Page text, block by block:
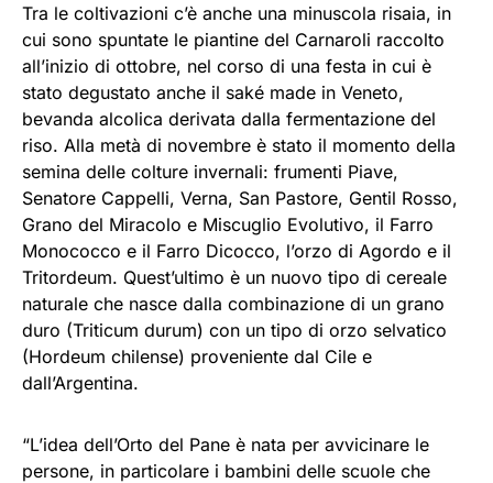
Tra le coltivazioni c’è anche una minuscola risaia, in
cui sono spuntate le piantine del Carnaroli raccolto
all’inizio di ottobre, nel corso di una festa in cui è
stato degustato anche il saké made in Veneto,
bevanda alcolica derivata dalla fermentazione del
riso. Alla metà di novembre è stato il momento della
semina delle colture invernali: frumenti Piave,
Senatore Cappelli, Verna, San Pastore, Gentil Rosso,
Grano del Miracolo e Miscuglio Evolutivo, il Farro
Monococco e il Farro Dicocco, l’orzo di Agordo e il
Tritordeum. Quest’ultimo è un nuovo tipo di cereale
naturale che nasce dalla combinazione di un grano
duro (Triticum durum) con un tipo di orzo selvatico
(Hordeum chilense) proveniente dal Cile e
dall’Argentina.
“L’idea dell’Orto del Pane è nata per avvicinare le
persone, in particolare i bambini delle scuole che